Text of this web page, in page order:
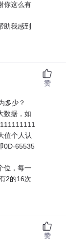
你这么有
助我感到
多少？
数据，如
值个人认
0D-65535
位，每一
2的16次
赞
赞